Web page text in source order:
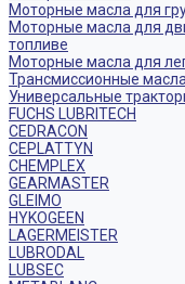
Моторные масла для
Моторные масла для
топливе
Моторные масла для
Трансмиссионные масла
Универсальные
FUCHS LUBRITECH
CEDRACON
CEPLATTYN
CHEMPLEX
GEARMASTER
GLEIMO
HYKOGEEN
LAGERMEISTER
LUBRODAL
LUBSEC